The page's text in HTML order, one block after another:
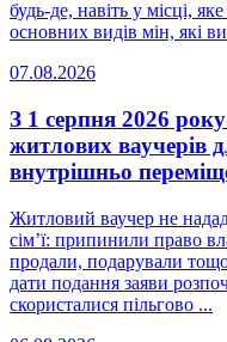
будь-де, навіть у місці,
основних видів мін, які
07.08.2026
З 1 серпня 2026
житлових ваучерів
внутрішньо
Житловий ваучер не
сім’ї: припинили право
продали, подарували
дати подання заяви
скористалися пільгово ...